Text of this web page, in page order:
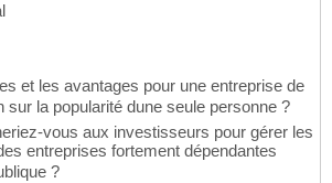
et les avantages pour une entreprise de
la popularité dune seule personne ?
vous aux investisseurs pour gérer les
entreprises fortement dépendantes
?